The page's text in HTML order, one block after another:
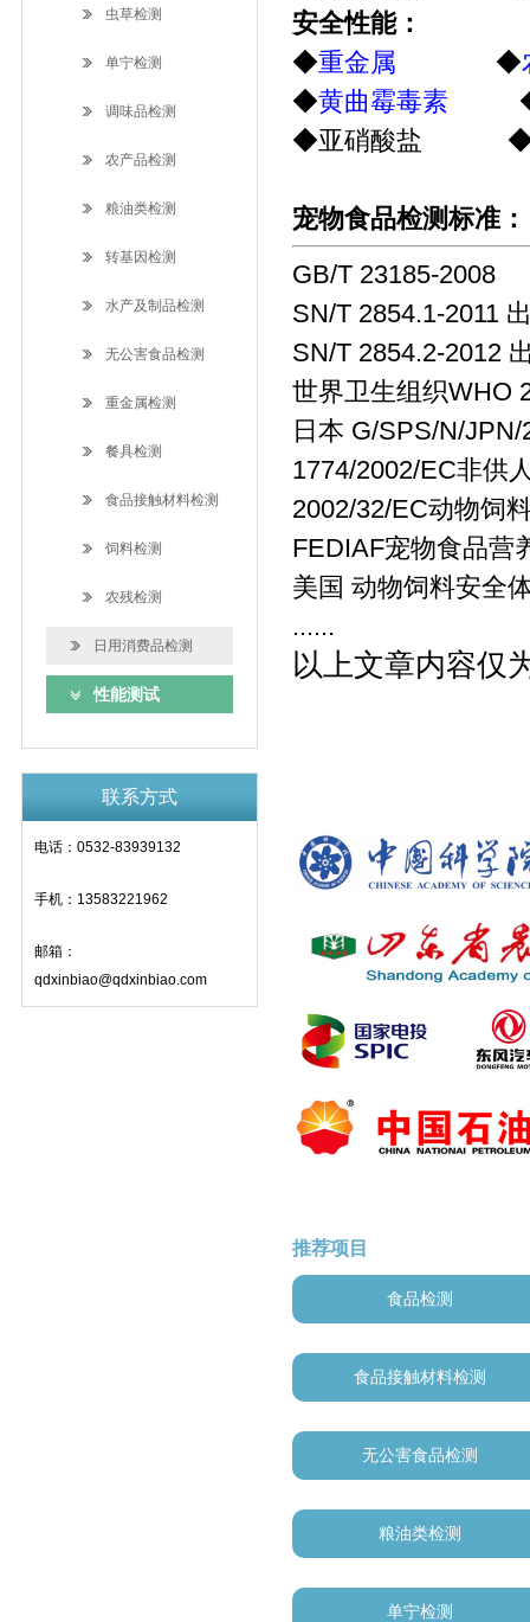
虫草检测
单宁检测
调味品检测
农产品检测
粮油类检测
转基因检测
水产及制品检测
无公害食品检测
重金属检测
餐具检测
食品接触材料检测
饲料检测
农残检测
日用消费品检测
性能测试
联系方式
电话：0532-83939132
手机：13583221962
邮箱：
qdxinbiao@qdxinbiao.com
安全性能：
◆重金属 ◆
◆黄曲霉毒素 ◆
◆亚硝酸盐
宠物食品检测标准：
GB/T 23185-2008
SN/T 2854.1-2011
SN/T 2854.2-2012
世界卫生组织WHO
日本 G/SPS/N/
1774/2002/EC非供
2002/32/EC动物饲
FEDIAF宠物食品营
美国 动物饲料安全
......
以上文章内容仅
推荐项目
食品检测
食品接触材料检测
无公害食品检测
粮油类检测
单宁检测